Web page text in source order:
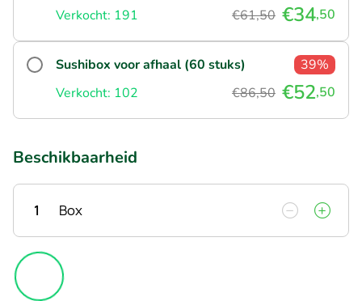
Verkocht: 191
€61,50 €34,50
Sushibox voor afhaal (60 stuks)
39%
Verkocht: 102
€86,50 €52,50
Beschikbaarheid
1 Box